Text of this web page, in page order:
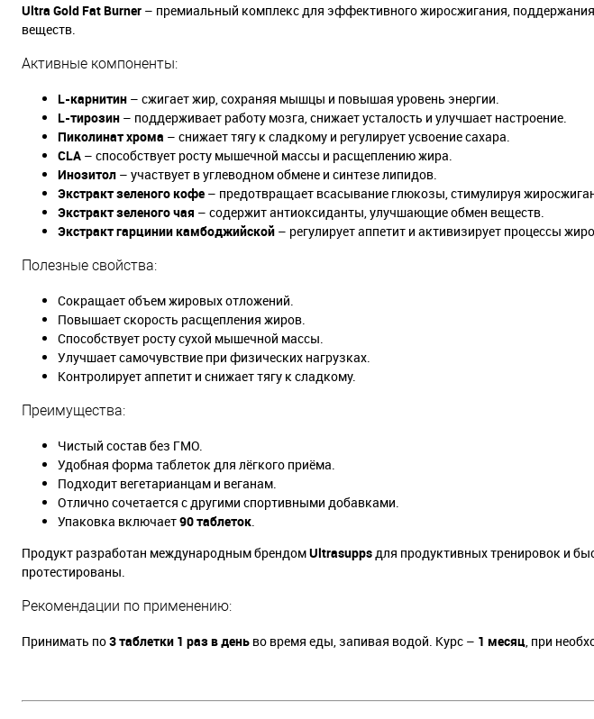
Ultra Gold Fat Burner – премиальный комплекс для эффективного жиросжигания,
веществ.
Активные компоненты:
L-карнитин – сжигает жир, сохраняя мышцы и повышая уровень энергии.
L-тирозин – поддерживает работу мозга, снижает усталость и улучшает настроение.
Пиколинат хрома – снижает тягу к сладкому и регулирует усвоение сахара.
CLA – способствует росту мышечной массы и расщеплению жира.
Инозитол – участвует в углеводном обмене и синтезе липидов.
Экстракт зеленого кофе – предотвращает всасывание глюкозы, стимулируя
Экстракт зеленого чая – содержит антиоксиданты, улучшающие обмен веществ.
Экстракт гарцинии камбоджийской – регулирует аппетит и активизирует процессы
Полезные свойства:
Сокращает объем жировых отложений.
Повышает скорость расщепления жиров.
Способствует росту сухой мышечной массы.
Улучшает самочувствие при физических нагрузках.
Контролирует аппетит и снижает тягу к сладкому.
Преимущества:
Чистый состав без ГМО.
Удобная форма таблеток для лёгкого приёма.
Подходит вегетарианцам и веганам.
Отлично сочетается с другими спортивными добавками.
Упаковка включает90 таблеток.
Продукт разработан международным брендомUltrasuppsдля продуктивных тренировок и
протестированы.
Рекомендации по применению:
Принимать по3 таблетки 1 раз в день во время еды, запивая водой. Курс – 1 месяц, при